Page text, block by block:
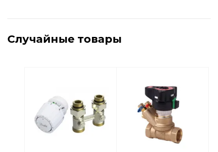
Случайные товары